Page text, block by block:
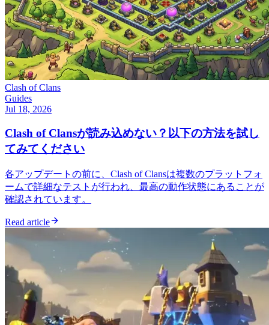
Clash of Clans
Guides
Jul 18, 2026
Clash of Clansが読み込めない？以下の方法を試し
てみてください
各アップデートの前に、Clash of Clansは複数のプラットフォ
ームで詳細なテストが行われ、最高の動作状態にあることが
確認されています。
Read article